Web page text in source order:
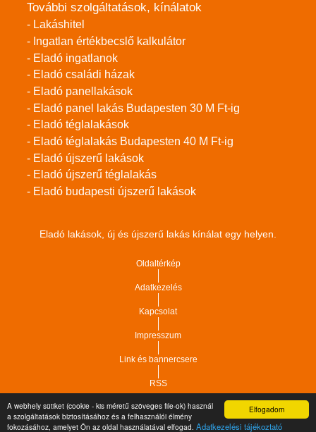
Elfogadom
A webhely sütiket (cookie - kis méretű szöveges file-ok) használ
a szolgáltatások biztosításához és a felhasználói élmény
fokozásához, amelyet Ön az oldal használatával elfogad. Adatkezelési tájékoztató
További szolgáltatások, kínálatok
- Lakáshitel
- Ingatlan értékbecslő kalkulátor
- Eladó ingatlanok
- Eladó családi házak
- Eladó panellakások
- Eladó panel lakás Budapesten 30 M Ft-ig
- Eladó téglalakások
- Eladó téglalakás Budapesten 40 M Ft-ig
- Eladó újszerű lakások
- Eladó újszerű téglalakás
- Eladó budapesti újszerű lakások
Eladó lakások, új és újszerű lakás kínálat egy helyen.
Oldaltérkép
Adatkezelés
Kapcsolat
Impresszum
Link és bannercsere
RSS
Copyright © 2021.Vár-Köz Kft. - Ingatlan nyilvántartó, ügyviteli és
adminisztrációs szoftver